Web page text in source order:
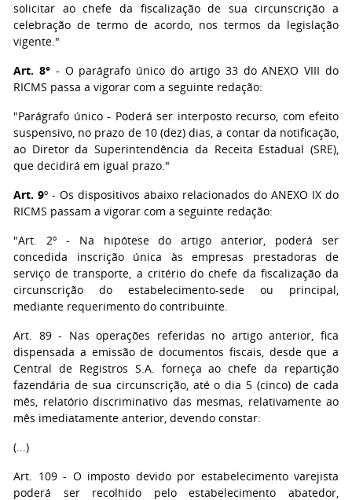
solicitar ao chefe da fiscalização de sua circunscrição a
celebração de termo de acordo, nos termos da legislação
vigente."
Art. 8°- O parágrafo único do artigo 33 do ANEXO VIII do
RICMS passa a vigorar com a seguinte redação:
"Parágrafo único - Poderá ser interposto recurso, com efeito
suspensivo, no prazo de 10 (dez) dias, a contar da notificação,
ao Diretor da Superintendência da Receita Estadual (SRE),
que decidirá em igual prazo."
Art. 9º - Os dispositivos abaixo relacionados do ANEXO IX do
RICMS passam a vigorar com a seguinte redação:
"Art. 2º - Na hipótese do artigo anterior, poderá ser
concedida inscrição única às empresas prestadoras de
serviço de transporte, a critério do chefe da fiscalização da
circunscrição do estabelecimento-sede ou principal,
mediante requerimento do contribuinte.
Art. 89 - Nas operações referidas no artigo anterior, fica
dispensada a emissão de documentos fiscais, desde que a
Central de Registros S.A. forneça ao chefe da repartição
fazendária de sua circunscrição, até o dia 5 (cinco) de cada
mês, relatório discriminativo das mesmas, relativamente ao
mês imediatamente anterior, devendo constar:
(...)
Art. 109 - O imposto devido por estabelecimento varejista
poderá ser recolhido pelo estabelecimento abatedor,